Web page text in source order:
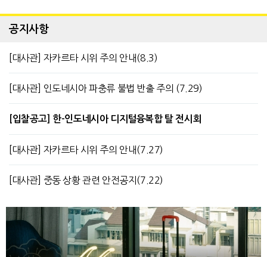
공지사항
[대사관] 자카르타 시위 주의 안내(8.3)
[대사관] 인도네시아 파충류 불법 반출 주의 (7.29)
[입찰공고] 한-인도네시아 디지털융복합 탈 전시회
[대사관] 자카르타 시위 주의 안내(7.27)
[대사관] 중동 상황 관련 안전공지(7.22)